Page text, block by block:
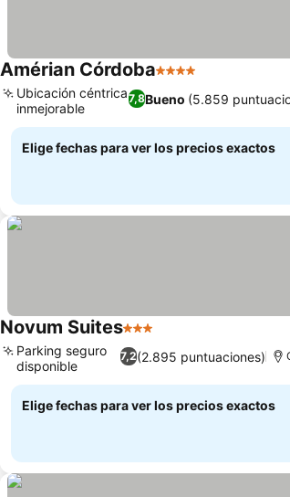
Amérian Córdoba4 Estrellas
7,8Bueno (5.859
Ubicación céntrica
inmejorable
Elige fechas para ver los precios exactos
Novum Suites3 Estrellas
7,2(2.895 puntuaciones)
Parking seguro
disponible
Elige fechas para ver los precios exactos